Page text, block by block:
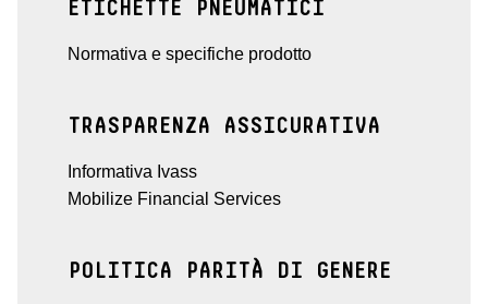
ETICHETTE PNEUMATICI
Normativa e specifiche prodotto
TRASPARENZA ASSICURATIVA
Informativa Ivass
Mobilize Financial Services
POLITICA PARITÀ DI GENERE